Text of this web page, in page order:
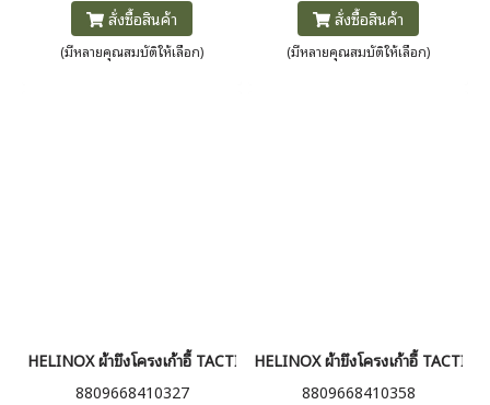
สั่งซื้อสินค้า
(มีหลายคุณสมบัติให้เลือก)
สั่งซื้อสินค้า
(มีหลายคุณสมบัติให้เลือก)
HELINOX ผ้าขึงโครงเก้าอี้ TACTICAL CHAIR ADVANCED SKIN
8809668410327
HELINOX ผ้าขึงโครงเก้าอี้
8809668410358